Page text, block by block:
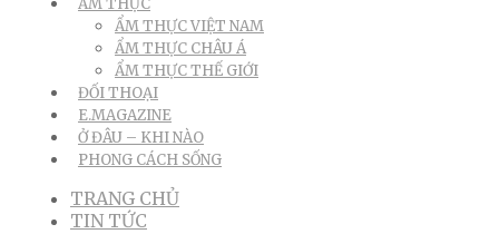
ẨM THỰC
ẨM THỰC VIỆT NAM
ẨM THỰC CHÂU Á
ẨM THỰC THẾ GIỚI
ĐỐI THOẠI
E.MAGAZINE
Ở ĐÂU – KHI NÀO
PHONG CÁCH SỐNG
TRANG CHỦ
TIN TỨC